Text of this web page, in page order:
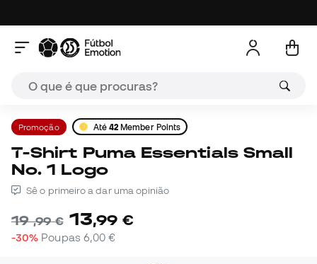
Promoção Até 42 Member Points
T-Shirt Puma Essentials Small
No. 1 Logo
Sê o primeiro a dar uma opinião
19,99 € 13,99 €
-30% Poupas 6,00 €